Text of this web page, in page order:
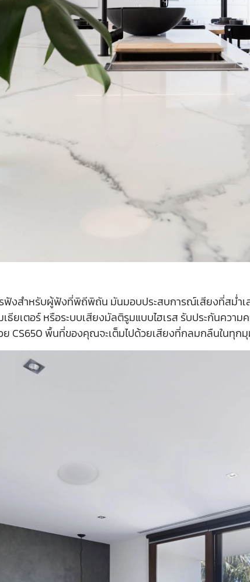
งสำหรับผู้ฟังที่พิถีพิถัน มันมอบประสบการณ์เสียงที่สม่ำเ
เธียเตอร์ หรือระบบเสียงมัลติรูมแบบไฮเรส รับประกันคว
CS650 พื้นที่ของคุณจะเต็มไปด้วยเสียงที่กลมกลืนในทุก